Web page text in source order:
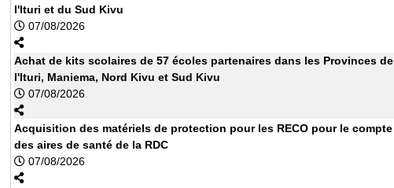
l'Ituri et du Sud Kivu
07/08/2026
Achat de kits scolaires de 57 écoles partenaires dans les Provinces de
l'Ituri, Maniema, Nord Kivu et Sud Kivu
07/08/2026
Acquisition des matériels de protection pour les RECO pour le compte
des aires de santé de la RDC
07/08/2026